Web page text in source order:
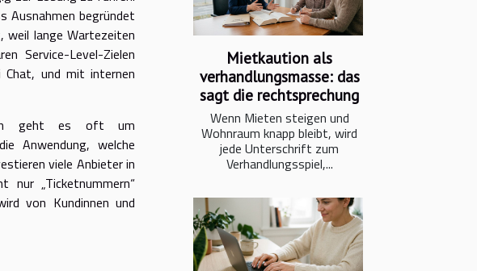
Ausnahmen begründet
weil lange Wartezeiten
Service-Level-Zielen
und mit internen
geht es oft um
Anwendung, welche
viele Anbieter in
nur „Ticketnummern“
von Kundinnen und
Mietkaution als
verhandlungsmasse: das
sagt die rechtsprechung
Wenn Mieten steigen und
Wohnraum knapp bleibt, wird
jede Unterschrift zum
Verhandlungsspiel,...